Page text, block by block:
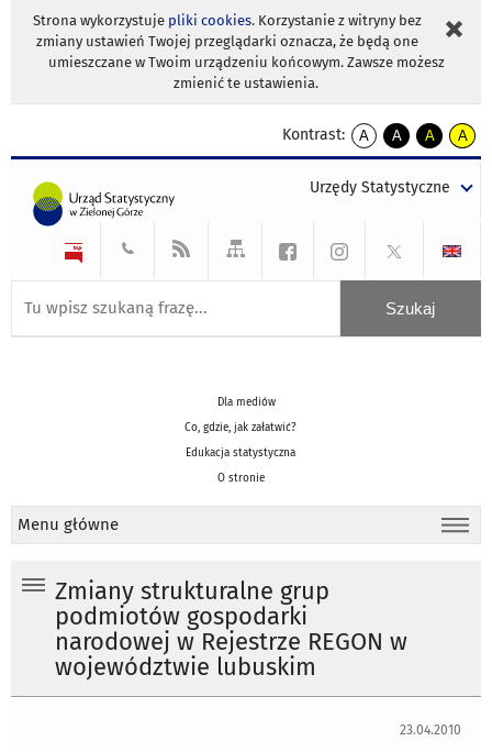
Strona wykorzystuje pliki cookies. Korzystanie z witryny bez
zmiany ustawień Twojej przeglądarki oznacza, że będą one
umieszczane w Twoim urządzeniu końcowym. Zawsze możesz
zmienić te ustawienia.
Kontrast:
A
kontrast
A
kontrast
tekst
czarnym
A
kontrast
tekst
czarnym
A
tekst
żółtym
Urzędy Statystyczne
Dla mediów
Co, gdzie, jak załatwić?
Edukacja statystyczna
O stronie
Menu główne
Zmiany strukturalne grup
podmiotów gospodarki
narodowej w Rejestrze REGON w
województwie lubuskim
23.04.2010